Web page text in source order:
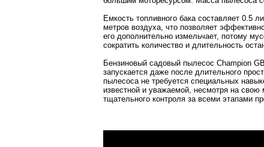
Емкость топливного бака составляет 0.5
метров воздуха, что позволяет
его дополнительно измельчает, потому
сократить количество и длительность
Бензиновый садовый пылесос Champion
запускается даже после длительного
пылесоса не требуется специальных
известной и уважаемой, несмотря на свою
тщательного контроля за всеми этапами